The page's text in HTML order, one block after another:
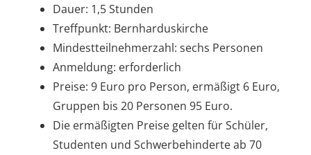
Dauer: 1,5 Stunden
Treffpunkt: Bernharduskirche
Mindestteilnehmerzahl: sechs Personen
Anmeldung: erforderlich
Preise: 9 Euro pro Person, ermäßigt 6 Euro,
Gruppen bis 20 Personen 95 Euro.
Die ermäßigten Preise gelten für Schüler,
Studenten und Schwerbehinderte ab 70